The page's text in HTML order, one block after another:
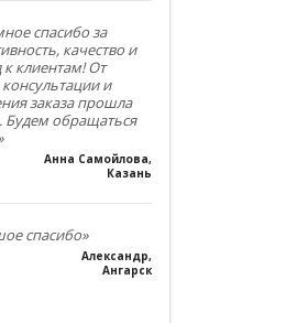
спасибо за
качество и
к клиентам! От
консультации и
заказа прошла
Будем обращаться
Анна Самойлова,
Казань
спасибо»
Александр,
Ангарск